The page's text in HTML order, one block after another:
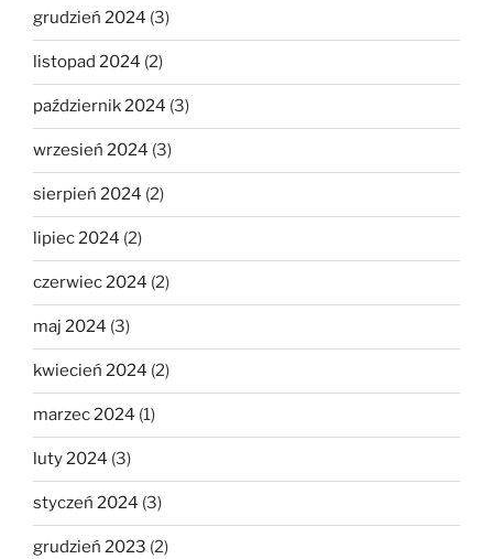
grudzień 2024 (3)
listopad 2024 (2)
październik 2024 (3)
wrzesień 2024 (3)
sierpień 2024 (2)
lipiec 2024 (2)
czerwiec 2024 (2)
maj 2024 (3)
kwiecień 2024 (2)
marzec 2024 (1)
luty 2024 (3)
styczeń 2024 (3)
grudzień 2023 (2)